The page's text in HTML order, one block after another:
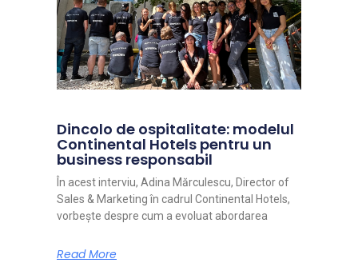
Dincolo de ospitalitate: modelul
Continental Hotels pentru un
business responsabil
În acest interviu, Adina Mărculescu, Director of
Sales & Marketing în cadrul Continental Hotels,
vorbește despre cum a evoluat abordarea
Read More